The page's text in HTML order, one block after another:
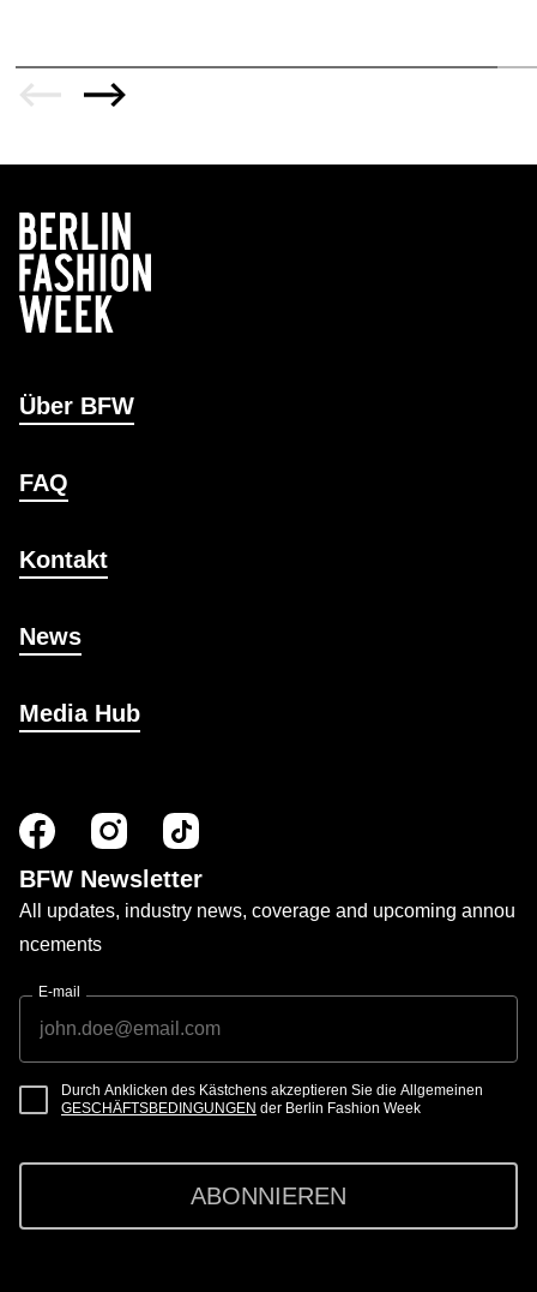
Über BFW
FAQ
Kontakt
News
Media Hub
BFW Newsletter
All updates, industry news, coverage and upcoming annou
ncements
E-mail
Durch Anklicken des Kästchens akzeptieren Sie die Allgemeinen
GESCHÄFTSBEDINGUNGEN der Berlin Fashion Week
ABONNIEREN